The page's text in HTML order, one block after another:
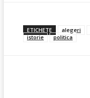
ETICHETE alegeri
istorie
politica